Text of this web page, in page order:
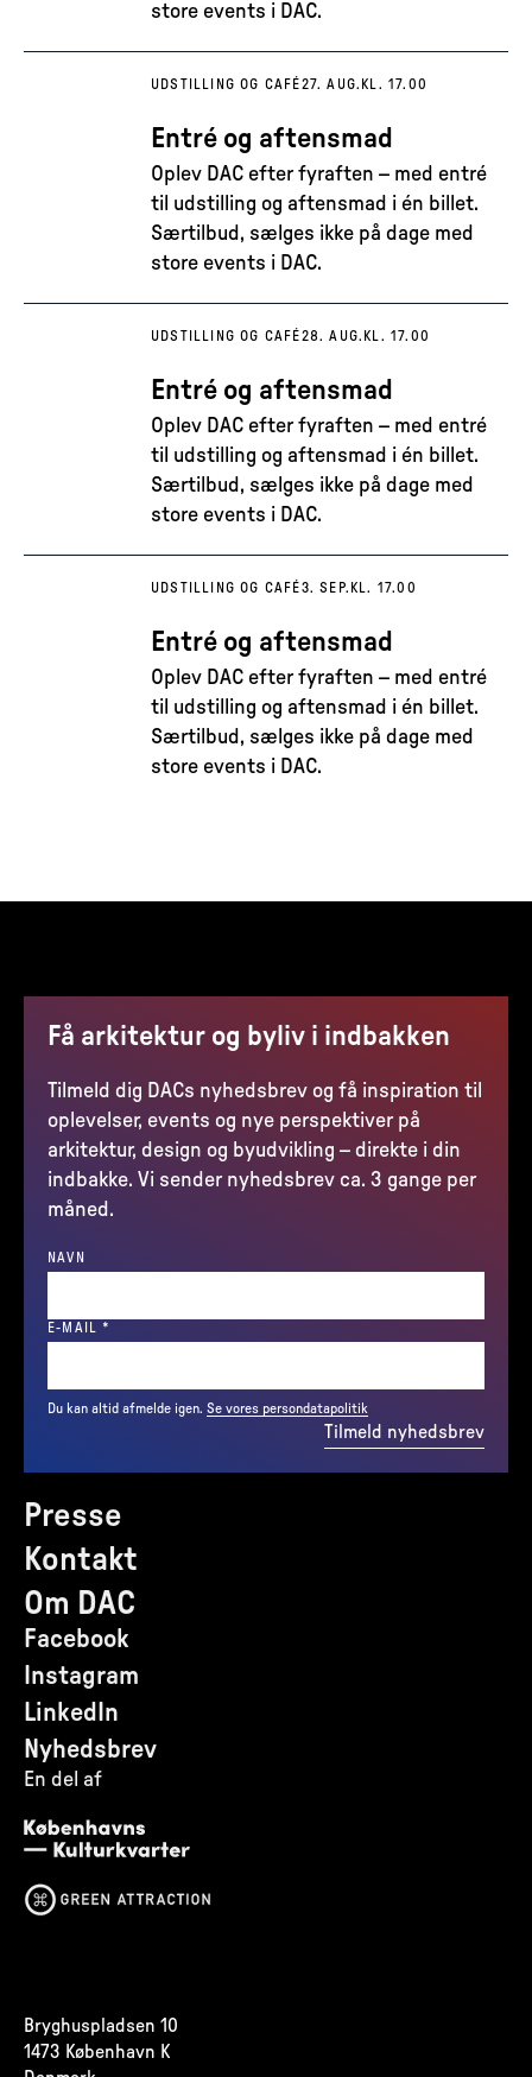
store events i DAC.
UDSTILLING OG CAFÉ27. AUG. KL. 17.00
Entré og aftensmad
Oplev DAC efter fyraften – med entré
til udstilling og aftensmad i én billet.
Særtilbud, sælges ikke på dage med
store events i DAC.
UDSTILLING OG CAFÉ28. AUG. KL. 17.00
Entré og aftensmad
Oplev DAC efter fyraften – med entré
til udstilling og aftensmad i én billet.
Særtilbud, sælges ikke på dage med
store events i DAC.
UDSTILLING OG CAFÉ3. SEP. KL. 17.00
Entré og aftensmad
Oplev DAC efter fyraften – med entré
til udstilling og aftensmad i én billet.
Særtilbud, sælges ikke på dage med
store events i DAC.
Presse
Kontakt
Om DAC
Facebook
Instagram
LinkedIn
Nyhedsbrev
En del af
Få arkitektur og byliv i indbakken
Tilmeld dig DACs nyhedsbrev og få inspiration til
oplevelser, events og nye perspektiver på
arkitektur, design og byudvikling – direkte i din
indbakke. Vi sender nyhedsbrev ca. 3 gange per
måned.
NAVN
E-MAIL *
Du kan altid afmelde igen. Se vores persondatapolitik
Tilmeld nyhedsbrev
Bryghuspladsen 10
1473 København K